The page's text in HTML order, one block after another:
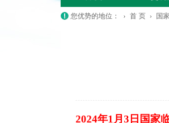
您优势的地位： › 首 页 › 国
2024年1月3日国家